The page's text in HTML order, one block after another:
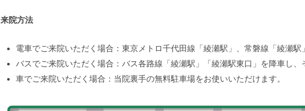
来院方法
電車でご来院いただく場合：東京メトロ千代田線「綾瀬駅」、常磐線「綾
バスでご来院いただく場合：バス各路線「綾瀬駅」「綾瀬駅東口」を降車し、
車でご来院いただく場合：当院裏手の無料駐車場をお使いいただけます。